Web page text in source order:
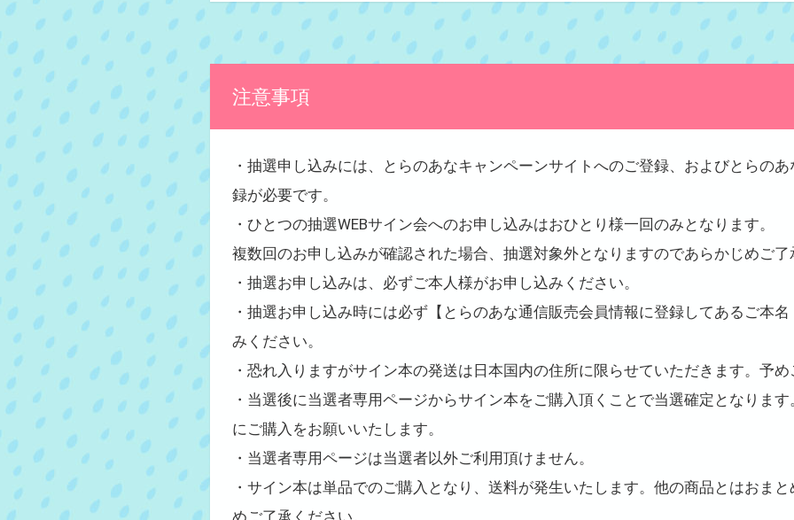
注意事項
・抽選申し込みには、とらのあなキャンペーンサイトへのご登録、およびとらの
録が必要です。
・ひとつの抽選WEBサイン会へのお申し込みはおひとり様一回のみとなります。
複数回のお申し込みが確認された場合、抽選対象外となりますのであらかじめご
・抽選お申し込みは、必ずご本人様がお申し込みください。
・抽選お申し込み時には必ず【とらのあな通信販売会員情報に登録してあるご本
みください。
・恐れ入りますがサイン本の発送は日本国内の住所に限らせていただきます。予
・当選後に当選者専用ページからサイン本をご購入頂くことで当選確定となりま
にご購入をお願いいたします。
・当選者専用ページは当選者以外ご利用頂けません。
・サイン本は単品でのご購入となり、送料が発生いたします。他の商品とはおま